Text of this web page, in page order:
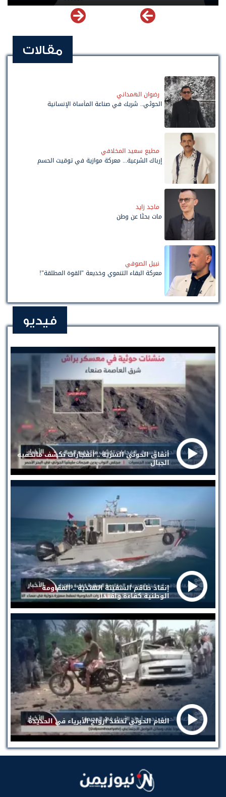
مقالات
رضوان الهمداني
الحوثي.. شريك في صناعة المأساة الإنسانية
مطيع سعيد المخلافي
إرباك الشرعية... معركة موازية في توقيت الحسم
ماجد زايد
مات بحثًا عن وطن
نبيل الصوفي
معركة البقاء التنموي وخديعة "القوة المطلقة"!
فيديو
أنفاق الحوثي السرية .. انفجارات تكشف ماتخفيه
الجبال
إنقاذ طاقم السفينة الهندية .. المقاومة
الوطنية كفاءة واقتدار
الغام الحوثي تحصد أرواح الأبرياء في الحديدة